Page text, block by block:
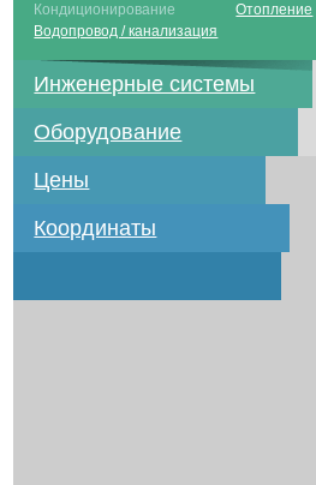
Кондиционирование
Водопровод / канализация
Отопление
Инженерные системы
Оборудование
Цены
Координаты